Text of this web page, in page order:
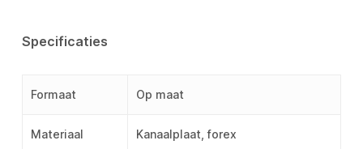
Specificaties
Formaat Op maat
Materiaal Kanaalplaat, forex